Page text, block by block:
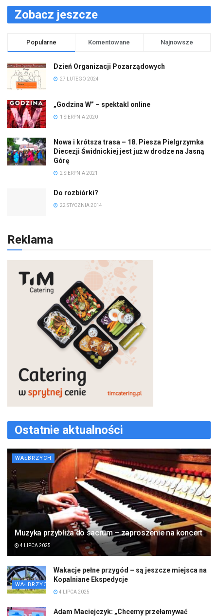
Zobacz jeszcze
Popularne Komentowane Najnowsze
Dzień Organizacji Pozarządowych
27 LUTEGO 2024
„Godzina W” – spektakl online
1 SIERPNIA 2020
Nowa i krótsza trasa – 18. Piesza Pielgrzymka
Diecezji Świdnickiej jest już w drodze na Jasną
Górę
2 SIERPNIA 2021
Do rozbiórki?
22 STYCZNIA 2014
Reklama
Ostatnie aktualności
WAŁBRZYCH
Muzyka przybliża do sacrum – zaproszenie na koncert
4 LIPCA 2025
WAŁBRZYCH
Wakacje pełne przygód – są jeszcze miejsca na
Kopalniane Ekspedycje
4 LIPCA 2025
Adam Maciejczyk: „Chcemy przełamywać